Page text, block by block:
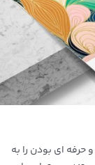
ای بودن را به